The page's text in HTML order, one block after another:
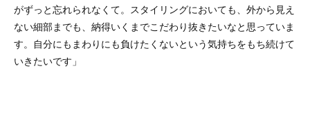
がずっと忘れられなくて。スタイリングにおいても、外から見え
ない細部までも、納得いくまでこだわり抜きたいなと思っていま
す。自分にもまわりにも負けたくないという気持ちをもち続けて
いきたいです」